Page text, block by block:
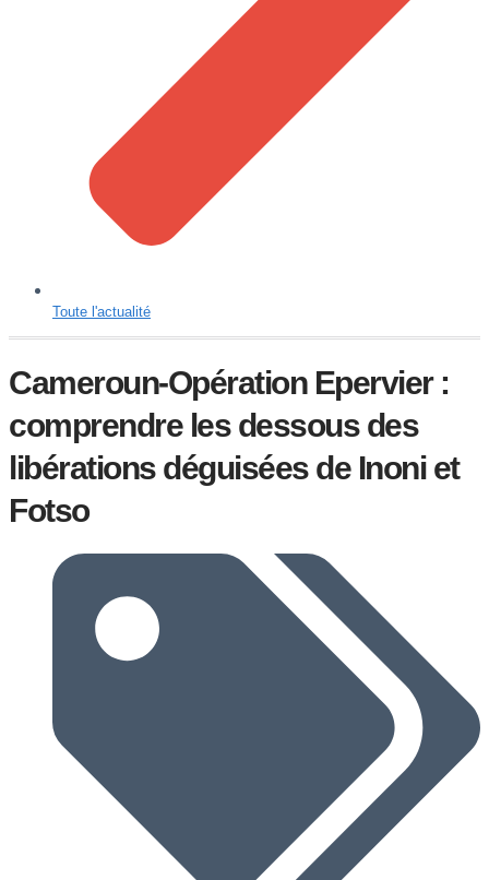
Toute l'actualité
Cameroun-Opération Epervier :
comprendre les dessous des
libérations déguisées de Inoni et
Fotso